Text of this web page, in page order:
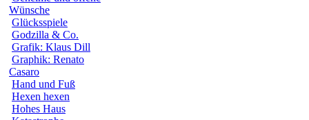
Wünsche
Glücksspiele
Godzilla & Co.
Grafik: Klaus Dill
Graphik: Renato
Casaro
Hand und Fuß
Hexen hexen
Hohes Haus